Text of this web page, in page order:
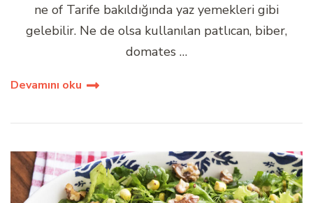
ne of Tarife bakıldığında yaz yemekleri gibi
gelebilir. Ne de olsa kullanılan patlıcan, biber,
domates …
Devamını oku